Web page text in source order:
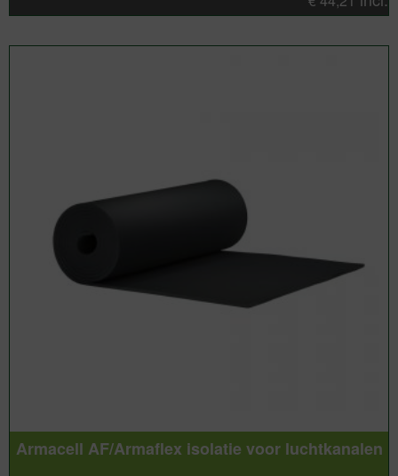
Armacell AF/Armaflex isolatie voor luchtkanalen